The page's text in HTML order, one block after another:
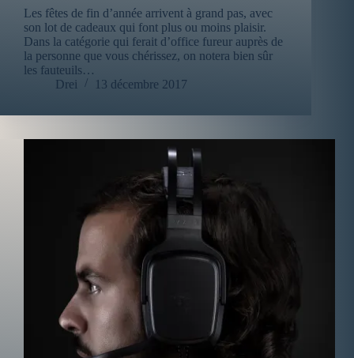
Les fêtes de fin d’année arrivent à grand pas, avec
son lot de cadeaux qui font plus ou moins plaisir.
Dans la catégorie qui ferait d’office fureur auprès de
la personne que vous chérissez, on notera bien sûr
les fauteuils…
Drei
13 décembre 2017